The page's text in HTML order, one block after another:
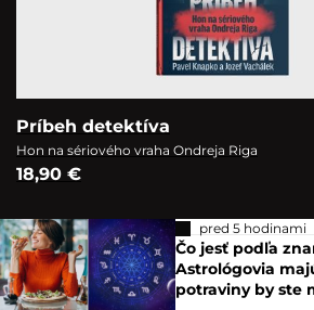
Príbeh detektíva
Hon na sériového vraha Ondreja Riga
18,90 €
pred 5 hodinami
Čo jesť podľa
Astrológovia
potraviny by ste